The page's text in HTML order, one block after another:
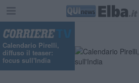
Calendario Pirelli,
diffuso il teaser:
focus sull'India